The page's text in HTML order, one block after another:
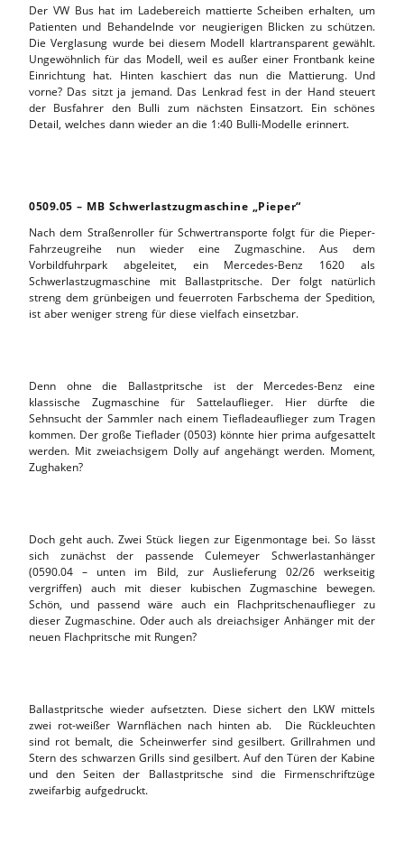
Der VW Bus hat im Ladebereich mattierte Scheiben erhalten, um
Patienten und Behandelnde vor neugierigen Blicken zu schützen.
Die Verglasung wurde bei diesem Modell klartransparent gewählt.
Ungewöhnlich für das Modell, weil es außer einer Frontbank keine
Einrichtung hat. Hinten kaschiert das nun die Mattierung. Und
vorne? Das sitzt ja jemand. Das Lenkrad fest in der Hand steuert
der Busfahrer den Bulli zum nächsten Einsatzort. Ein schönes
Detail, welches dann wieder an die 1:40 Bulli-Modelle erinnert.
0509.05 – MB Schwerlastzugmaschine „Pieper“
Nach dem Straßenroller für Schwertransporte folgt für die Pieper-
Fahrzeugreihe nun wieder eine Zugmaschine. Aus dem
Vorbildfuhrpark abgeleitet, ein Mercedes-Benz 1620 als
Schwerlastzugmaschine mit Ballastpritsche. Der folgt natürlich
streng dem grünbeigen und feuerroten Farbschema der Spedition,
ist aber weniger streng für diese vielfach einsetzbar.
Denn ohne die Ballastpritsche ist der Mercedes-Benz eine
klassische Zugmaschine für Sattelauflieger. Hier dürfte die
Sehnsucht der Sammler nach einem Tiefladeauflieger zum Tragen
kommen. Der große Tieflader (0503) könnte hier prima aufgesattelt
werden. Mit zweiachsigem Dolly auf angehängt werden. Moment,
Zughaken?
Doch geht auch. Zwei Stück liegen zur Eigenmontage bei. So lässt
sich zunächst der passende Culemeyer Schwerlastanhänger
(0590.04 – unten im Bild, zur Auslieferung 02/26 werkseitig
vergriffen) auch mit dieser kubischen Zugmaschine bewegen.
Schön, und passend wäre auch ein Flachpritschenauflieger zu
dieser Zugmaschine. Oder auch als dreiachsiger Anhänger mit der
neuen Flachpritsche mit Rungen?
Ballastpritsche wieder aufsetzten. Diese sichert den LKW mittels
zwei rot-weißer Warnflächen nach hinten ab. Die Rückleuchten
sind rot bemalt, die Scheinwerfer sind gesilbert. Grillrahmen und
Stern des schwarzen Grills sind gesilbert. Auf den Türen der Kabine
und den Seiten der Ballastpritsche sind die Firmenschriftzüge
zweifarbig aufgedruckt.